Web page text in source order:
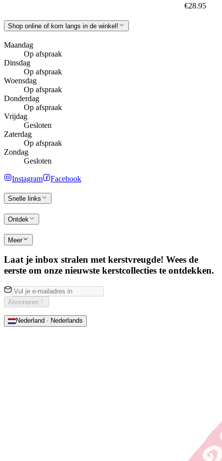
€28.95
Shop online of kom langs in de winkel!
Maandag
Op afspraak
Dinsdag
Op afspraak
Woensdag
Op afspraak
Donderdag
Op afspraak
Vrijdag
Gesloten
Zaterdag
Op afspraak
Zondag
Gesloten
Instagram Facebook
Snelle links
Ontdek
Meer
Laat je inbox stralen met kerstvreugde! Wees de
eerste om onze nieuwste kerstcollecties te ontdekken.
Abonneren
Nederland · Nederlands